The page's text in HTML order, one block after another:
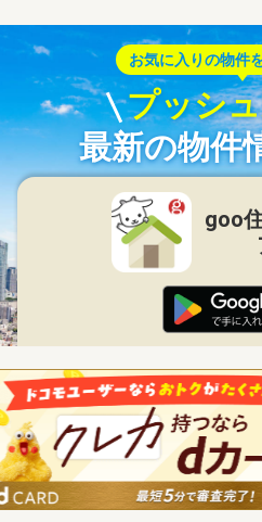
お気に入りの物件
プッシ
最新の物件
goo